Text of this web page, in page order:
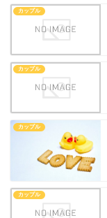
カップル
カップル
カップル
カップル